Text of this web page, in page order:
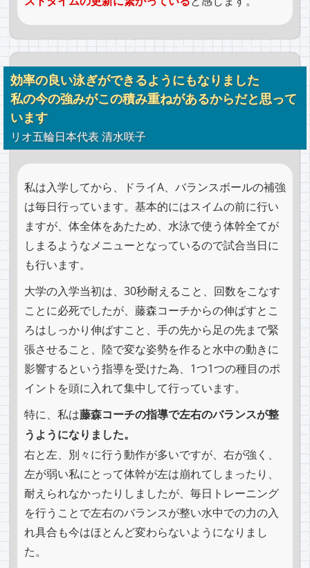
効率の良い泳ぎができるようにもなりました
私の今の強みがこの積み重ねがあるからだと思って
います
リオ五輪日本代表 清水咲子
私は入学してから、ドライA、バランスボールの補強
は毎日行っています。基本的にはスイムの前に行い
ますが、体全体をあたため、水泳で使う体幹全てが
しまるようなメニューとなっているので試合当日に
も行います。
大学の入学当初は、30秒耐えること、回数をこなす
ことに必死でしたが、藤森コーチからの伸ばすとこ
ろはしっかり伸ばすこと、手の先から足の先まで緊
張させること、陸で変な姿勢を作ると水中の動きに
影響するという指導を受けた為、1つ1つの種目のポ
イントを頭に入れて集中して行っています。
特に、私は藤森コーチの指導で左右のバランスが整
うようになりました。
右と左、別々に行う動作が多いですが、右が強く、
左が弱い私にとって体幹が左は崩れてしまったり、
耐えられなかったりしましたが、毎日トレーニング
を行うことで左右のバランスが整い水中での力の入
れ具合も今はほとんど変わらないようになりまし
た。